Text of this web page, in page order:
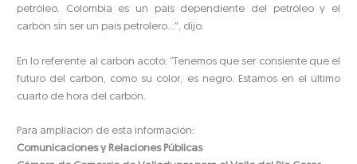
petróleo. Colombia es un país dependiente del petróleo y el
carbón sin ser un país petrolero…”, dijo.
En lo referente al carbón acotó: “Tenemos que ser consiente que el
futuro del carbón, como su color, es negro. Estamos en el último
cuarto de hora del carbón.
Para ampliación de esta información:
Comunicaciones y Relaciones Públicas